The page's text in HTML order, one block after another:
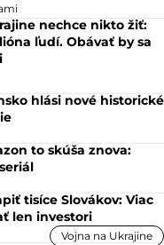
nechce nikto žiť:
ľudí. Obávať by sa
hlási nové historické
to skúša znova:
tisíce Slovákov: Viac
len investori
Vojna na Ukrajine